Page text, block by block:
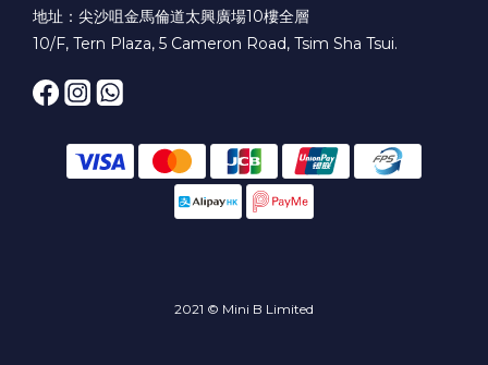
地址：尖沙咀金馬倫道太興廣場10樓全層
10/F, Tern Plaza, 5 Cameron Road, Tsim Sha Tsui.
2021 © Mini B Limited